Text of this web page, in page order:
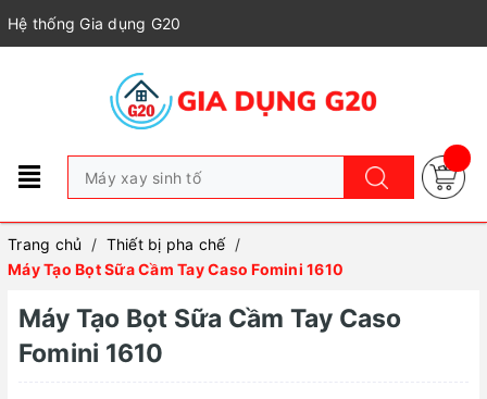
Hệ thống Gia dụng G20
Trang chủ / Thiết bị pha chế /
Máy Tạo Bọt Sữa Cầm Tay Caso Fomini 1610
Máy Tạo Bọt Sữa Cầm Tay Caso
Fomini 1610